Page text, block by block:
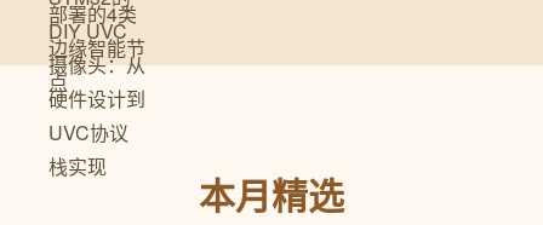
本月精选